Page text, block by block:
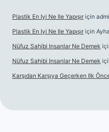
Plastik En Iyi Ne Ile Yapışır için
Plastik En Iyi Ne Ile Yapışır için
Nüfuz Sahibi Insanlar Ne Demek
Nüfuz Sahibi Insanlar Ne Demek
Karşıdan Karşıya Geçerken Ilk